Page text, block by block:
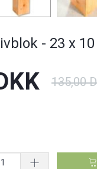
- 23 x
135,00